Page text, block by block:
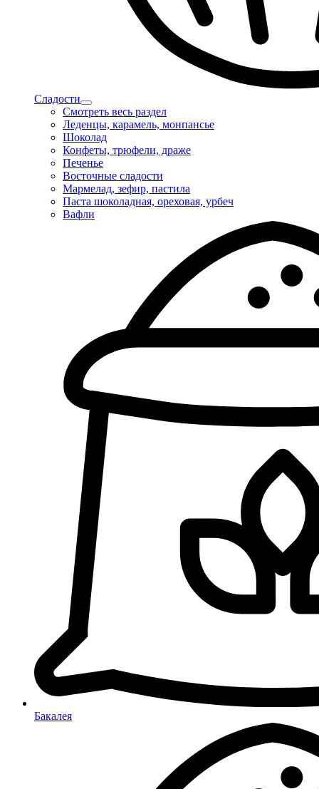
Сладости
Смотреть весь раздел
Леденцы, карамель, монпансье
Шоколад
Конфеты, трюфели, драже
Печенье
Восточные сладости
Мармелад, зефир, пастила
Паста шоколадная, ореховая, урбеч
Вафли
Бакалея